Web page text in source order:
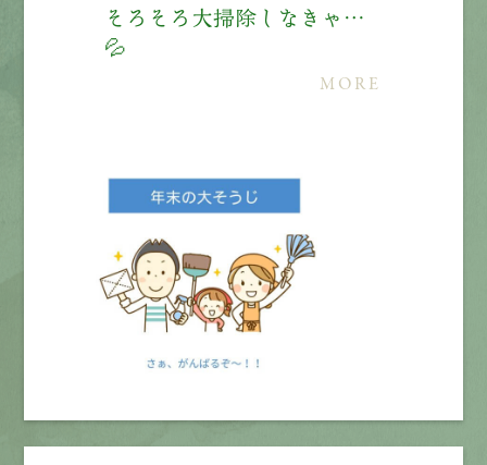
そろそろ大掃除しなきゃ…
💦
MORE